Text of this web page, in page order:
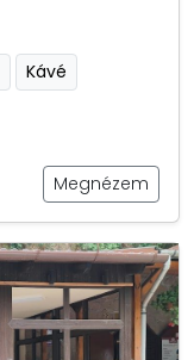
Kávé
Megnézem